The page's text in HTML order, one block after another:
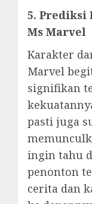
5. Prediksi
Ms Marvel
Karakter
Marvel
signifikan
pasti juga
ingin tahu
penonton
cerita dan